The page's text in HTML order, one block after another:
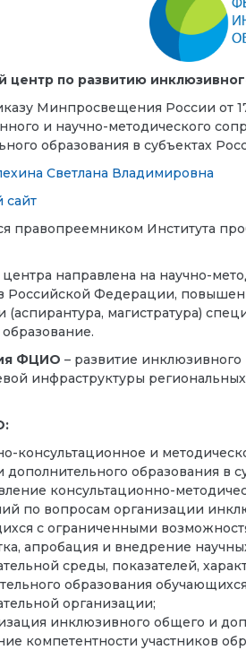
центр по развитию
Минпросвещения России от
и научно-методического
образования в субъектах
Светлана Владимировна
правопреемником Института
центра направлена на научно-
Российской Федерации,
(аспирантура, магистратура)
ФЦИО – развитие
инфраструктуры
консультационное и
дополнительного образования в
консультационно-
по вопросам организации
с ограниченными
апробация и внедрение
среды, показателей,
образования
организации;
инклюзивного общего и
компетентности участников